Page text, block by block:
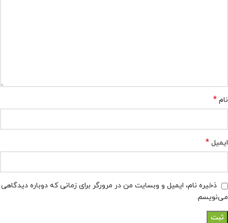
نام *
ایمیل *
ذخیره نام، ایمیل و وبسایت من در مرورگر برای زمانی که دوباره دیدگاهی
می‌نویسم.